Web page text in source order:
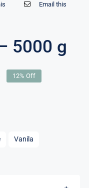
Email this
5000 g
12% Off
Vanila